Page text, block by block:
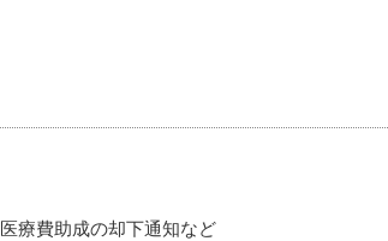
療費助成の却下通知など